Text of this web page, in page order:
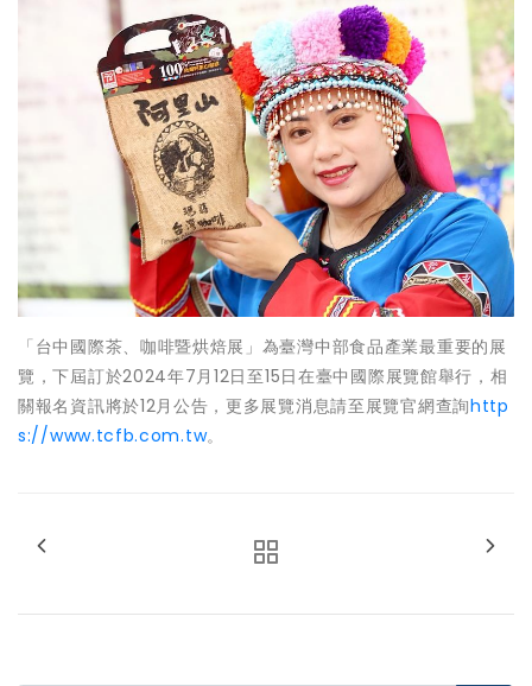
「台中國際茶、咖啡暨烘焙展」為臺灣中部食品產業最重要的展
覽，下屆訂於2024年7月12日至15日在臺中國際展覽館舉行，相
關報名資訊將於12月公告，更多展覽消息請至展覽官網查詢http
s://www.tcfb.com.tw。